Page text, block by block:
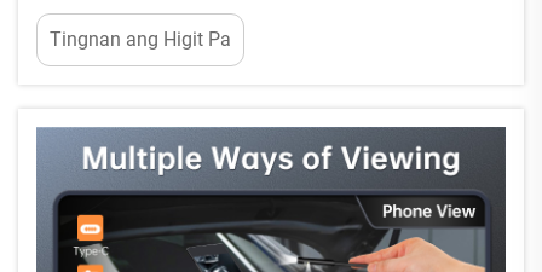
iyong mga tiyak na pangangailangan sa imaging,
mga limitasyon sa iyong workflow, at mga teknikal
na espesipikasyon na direktang nakaaapekto sa
perpektong kamera ng digital na mikroskopyo...
Tingnan ang Higit Pa